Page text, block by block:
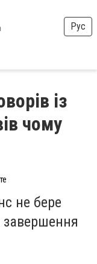
Рус
із
чому
не бере
завершення